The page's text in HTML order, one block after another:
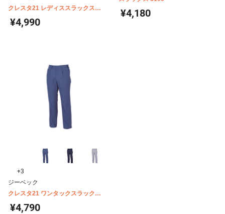
クレスタ21 レディススラックス
1557
¥4,990
¥4,180
+3
ジーベック
クレスタ21 ワンタックスラックス
1550
¥4,790